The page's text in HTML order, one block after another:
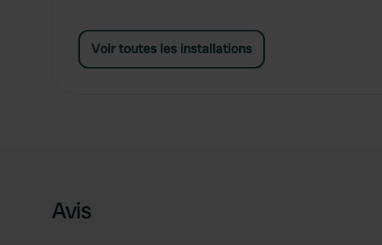
Voir toutes les installations
Avis